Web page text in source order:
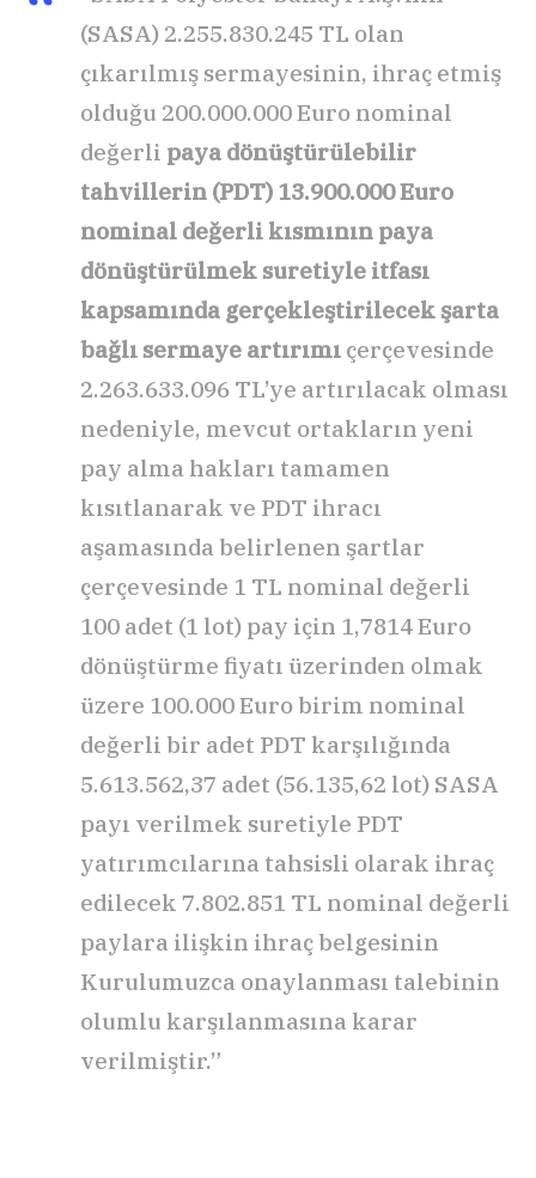
(SASA) 2.255.830.245 TL olan
çıkarılmış sermayesinin, ihraç etmiş
olduğu 200.000.000 Euro nominal
değerli paya dönüştürülebilir
tahvillerin (PDT) 13.900.000 Euro
nominal değerli kısmının paya
dönüştürülmek suretiyle itfası
kapsamında gerçekleştirilecek şarta
bağlı sermaye artırımı çerçevesinde
2.263.633.096 TL’ye artırılacak olması
nedeniyle, mevcut ortakların yeni
pay alma hakları tamamen
kısıtlanarak ve PDT ihracı
aşamasında belirlenen şartlar
çerçevesinde 1 TL nominal değerli
100 adet (1 lot) pay için 1,7814 Euro
dönüştürme fiyatı üzerinden olmak
üzere 100.000 Euro birim nominal
değerli bir adet PDT karşılığında
5.613.562,37 adet (56.135,62 lot) SASA
payı verilmek suretiyle PDT
yatırımcılarına tahsisli olarak ihraç
edilecek 7.802.851 TL nominal değerli
paylara ilişkin ihraç belgesinin
Kurulumuzca onaylanması talebinin
olumlu karşılanmasına karar
verilmiştir.”